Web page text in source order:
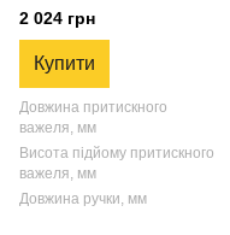
системи d16
2 024 грн
Купити
Довжина притискного
важеля, мм
Висота підйому притискного
важеля, мм
Довжина ручки, мм